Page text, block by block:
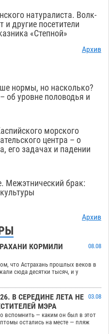
натуралиста. Волк-
и другие посетители
«Степной»
Архив
нормы, но насколько?
об уровне половодья и
морского
центра – о
его задачах и падении
Межэтнический брак:
Архив
КОРМИЛИ
08.08
что Астрахань прошлых веков в
сюда десятки тысяч, и у
В СЕРЕДИНЕ ЛЕТА НЕ
МЭРА
03.08
вспомнить — каким он был в этот
остались на месте — пляж